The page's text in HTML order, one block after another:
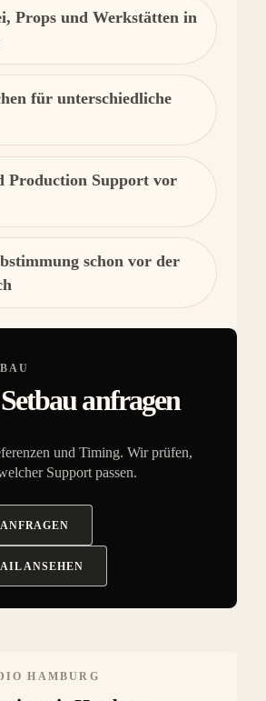
Props und Werkstätten in
für unterschiedliche
Production Support vor
schon vor der
anfragen
und Timing. Wir prüfen,
Support passen.
ANSEHEN
HAMBURG